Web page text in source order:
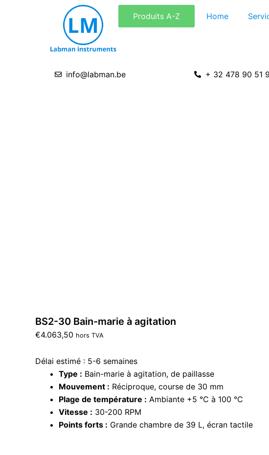
Produits A-Z Home
info@labman.be + 32 478 90 51
BS2-30 Bain-marie à agitation
€4.063,50 hors TVA
Délai estimé : 5-6 semaines
Type : Bain-marie à agitation, de paillasse
Mouvement : Réciproque, course de 30 mm
Plage de température : Ambiante +5 °C à 100 °C
Vitesse : 30-200 RPM
Points forts : Grande chambre de 39 L, écran tactile